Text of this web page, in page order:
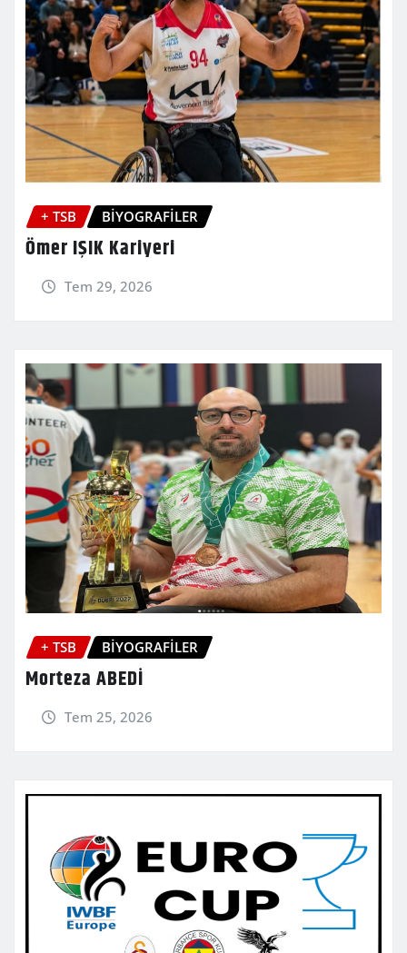
+ TSB BİYOGRAFİLER
Ömer IŞIK Kariyeri
Tem 29, 2026
+ TSB BİYOGRAFİLER
Morteza ABEDİ
Tem 25, 2026